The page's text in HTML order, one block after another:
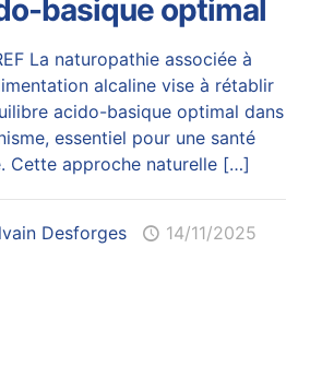
basique optimal
La naturopathie associée à
alcaline vise à rétablir
acido-basique optimal dans
essentiel pour une santé
Cette approche naturelle[…]
Desforges 14/11/2025